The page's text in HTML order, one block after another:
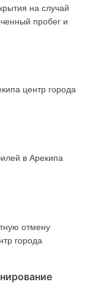
на случай
пробег и
центр города
в Арекипа
отмену
города